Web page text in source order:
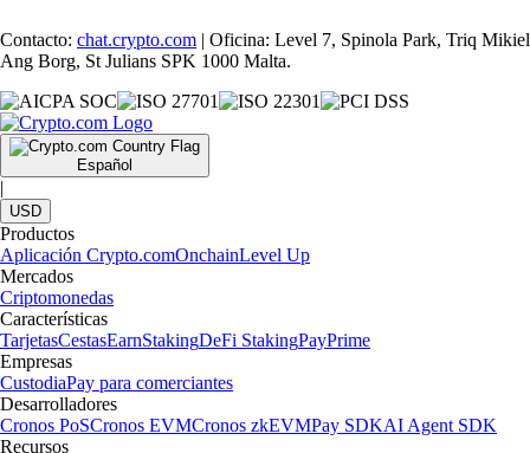
Contacto: chat.crypto.com | Oficina: Level 7, Spinola Park, Triq Mikiel
Ang Borg, St Julians SPK 1000 Malta.
Español
|
USD
Productos
Aplicación Crypto.comOnchainLevel Up
Mercados
Criptomonedas
Características
TarjetasCestasEarnStakingDeFi StakingPayPrime
Empresas
CustodiaPay para comerciantes
Desarrolladores
Cronos PoSCronos EVMCronos zkEVMPay SDKAI Agent SDK
Recursos